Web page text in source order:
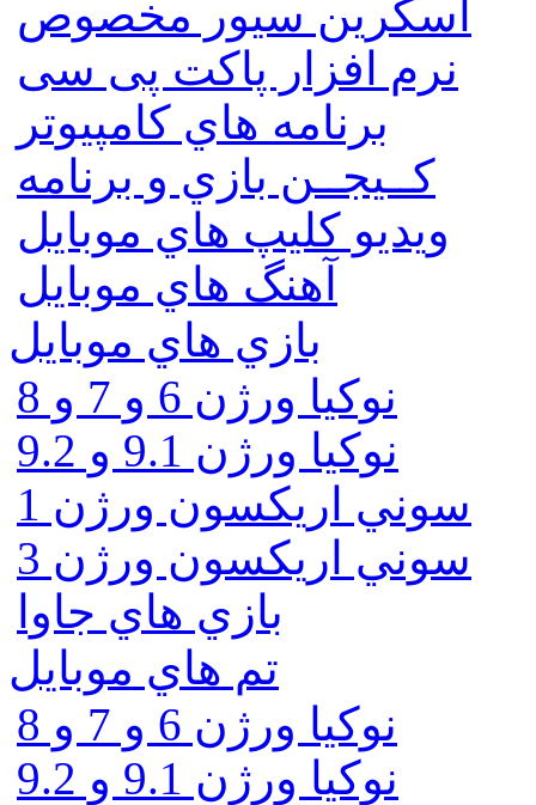
اسكرين سيور مخصوص
نرم افزار پاکت پی سی
برنامه هاي كامپيوتر
كــيجــن بازي و برنامه
ويديو كليپ هاي موبايل
آهنگ هاي موبايل
بازي هاي موبايل
نوكيا ورژن 6 و 7 و 8
نوكيا ورژن 9.1 و 9.2
سوني اريكسون ورژن 1
سوني اريكسون ورژن 3
بازي هاي جاوا
تم هاي موبايل
نوكيا ورژن 6 و 7 و 8
نوكيا ورژن 9.1 و 9.2